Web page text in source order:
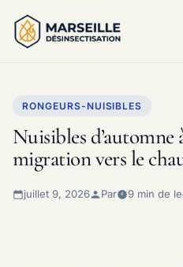
RONGEURS-NUISIBLES
Nuisibles d’automne
migration vers le
juillet 9, 2026 Par 9 min de